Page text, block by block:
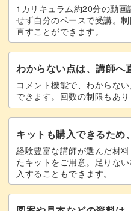
1カリキュラム約20分の動画
せず自分のペースで受講。
直すことができます。
わからない点は、講師へ
コメント機能で、わからな
できます。回数の制限もあり
キットも購入できるため
経験豊富な講師が選んだ材
たキットをご用意。足りな
入することもできます。